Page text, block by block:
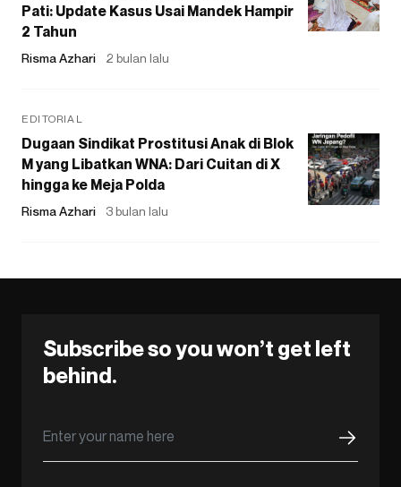
Pati: Update Kasus Usai Mandek Hampir
2 Tahun
Risma Azhari 2 bulan lalu
EDITORIAL
Dugaan Sindikat Prostitusi Anak di Blok
M yang Libatkan WNA: Dari Cuitan di X
hingga ke Meja Polda
Risma Azhari 3 bulan lalu
Subscribe so you won’t get left
behind.